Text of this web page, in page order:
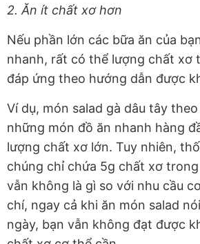
2. Ăn ít chất xơ hơn
Nếu phần lớn các bữa ăn của
nhanh, rất có thể lượng chất xơ
đáp ứng theo hướng dẫn được
Ví dụ, món salad gà dâu tây
những món đồ ăn nhanh hàng
lượng chất xơ lớn. Tuy nhiên,
chúng chỉ chứa 5g chất xơ
vẫn không là gì so với nhu cầu
chí, ngay cả khi ăn món salad
ngày, bạn vẫn không đạt được